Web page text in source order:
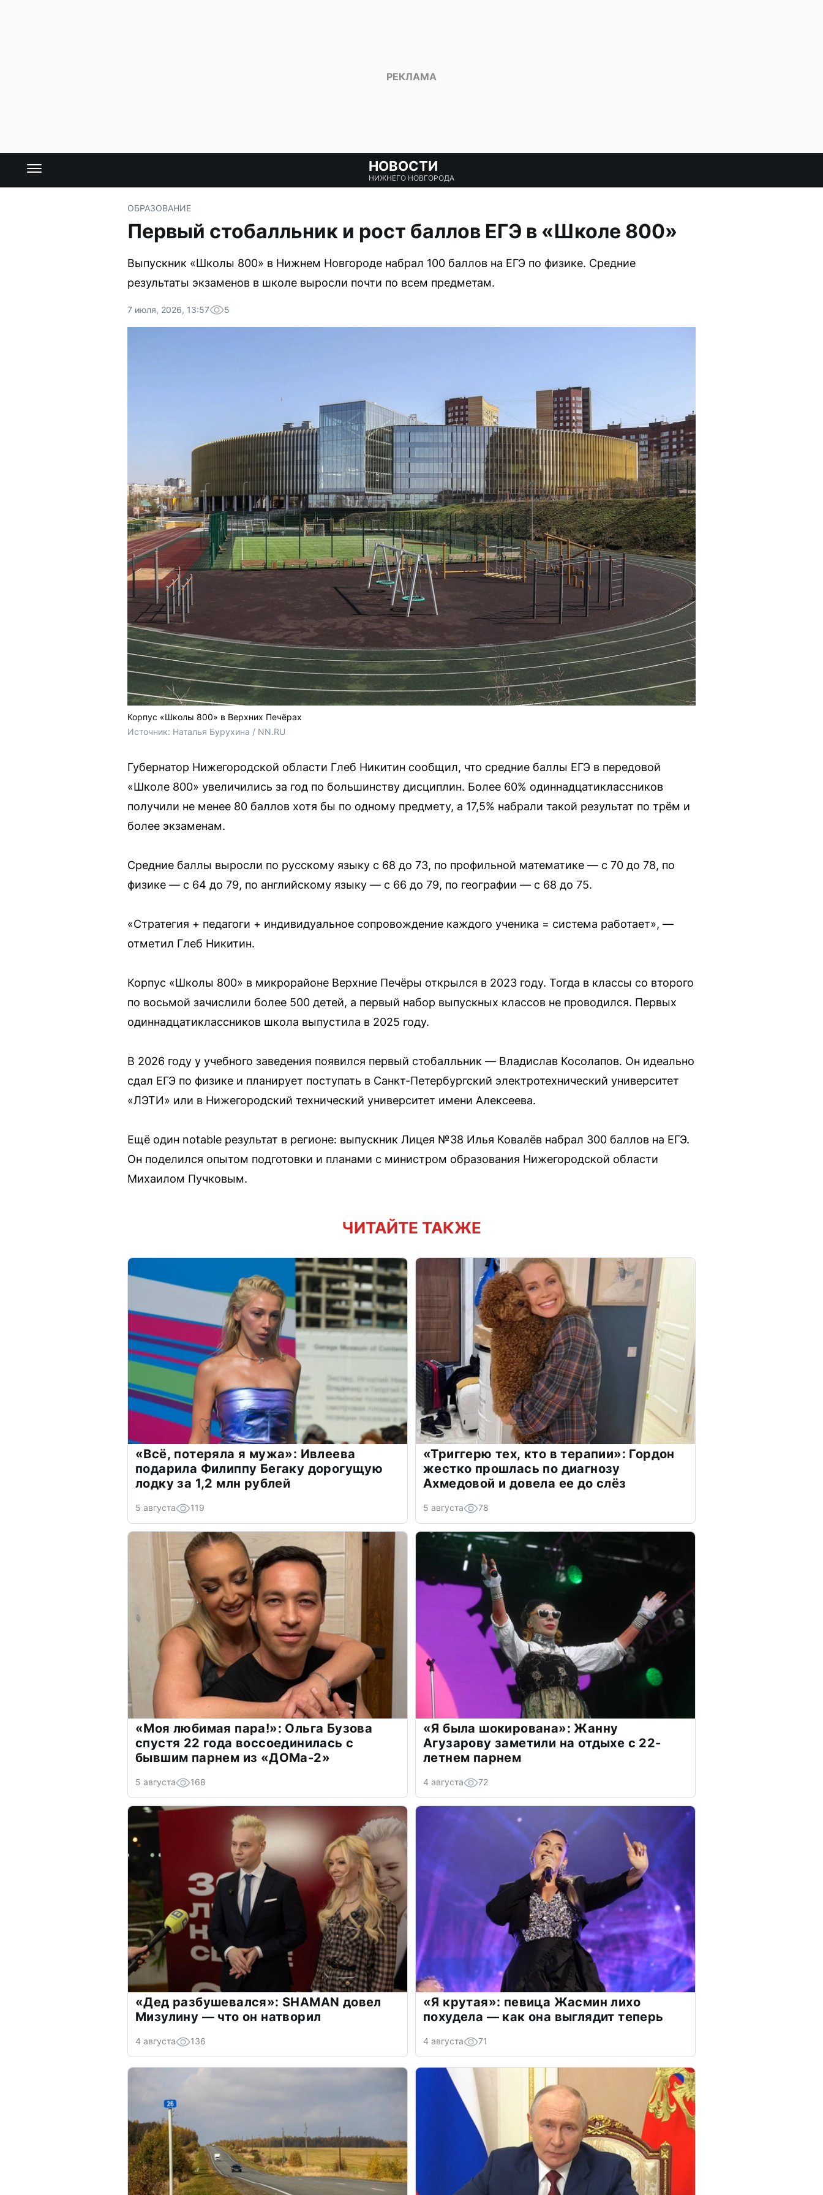
НОВОСТИ
НИЖНЕГО НОВГОРОДА
ОБРАЗОВАНИЕ
Первый стобалльник и рост баллов ЕГЭ в «Школе 800»
Выпускник «Школы 800» в Нижнем Новгороде набрал 100 баллов на ЕГЭ по физике. Средние
результаты экзаменов в школе выросли почти по всем предметам.
7 июля, 2026, 13:57 5
Корпус «Школы 800» в Верхних Печёрах
Источник: Наталья Бурухина / NN.RU
Губернатор Нижегородской области Глеб Никитин сообщил, что средние баллы ЕГЭ в передовой
«Школе 800» увеличились за год по большинству дисциплин. Более 60% одиннадцатиклассников
получили не менее 80 баллов хотя бы по одному предмету, а 17,5% набрали такой результат по трём и
более экзаменам.
Средние баллы выросли по русскому языку с 68 до 73, по профильной математике — с 70 до 78, по
физике — с 64 до 79, по английскому языку — с 66 до 79, по географии — с 68 до 75.
«Стратегия + педагоги + индивидуальное сопровождение каждого ученика = система работает», —
отметил Глеб Никитин.
Корпус «Школы 800» в микрорайоне Верхние Печёры открылся в 2023 году. Тогда в классы со второго
по восьмой зачислили более 500 детей, а первый набор выпускных классов не проводился. Первых
одиннадцатиклассников школа выпустила в 2025 году.
В 2026 году у учебного заведения появился первый стобалльник — Владислав Косолапов. Он идеально
сдал ЕГЭ по физике и планирует поступать в Санкт-Петербургский электротехнический университет
«ЛЭТИ» или в Нижегородский технический университет имени Алексеева.
Ещё один notable результат в регионе: выпускник Лицея №38 Илья Ковалёв набрал 300 баллов на ЕГЭ.
Он поделился опытом подготовки и планами с министром образования Нижегородской области
Михаилом Пучковым.
ЧИТАЙТЕ ТАКЖЕ
«Всё, потеряла я мужа»: Ивлеева
подарила Филиппу Бегаку дорогущую
лодку за 1,2 млн рублей
5 августа 119
«Триггерю тех, кто в терапии»: Гордон
жестко прошлась по диагнозу
Ахмедовой и довела ее до слёз
5 августа 78
«Моя любимая пара!»: Ольга Бузова
спустя 22 года воссоединилась с
бывшим парнем из «ДОМа-2»
5 августа 168
«Я была шокирована»: Жанну
Агузарову заметили на отдыхе с 22-
летнем парнем
4 августа 72
«Дед разбушевался»: SHAMAN довел
Мизулину — что он натворил
4 августа 136
«Я крутая»: певица Жасмин лихо
похудела — как она выглядит теперь
4 августа 71